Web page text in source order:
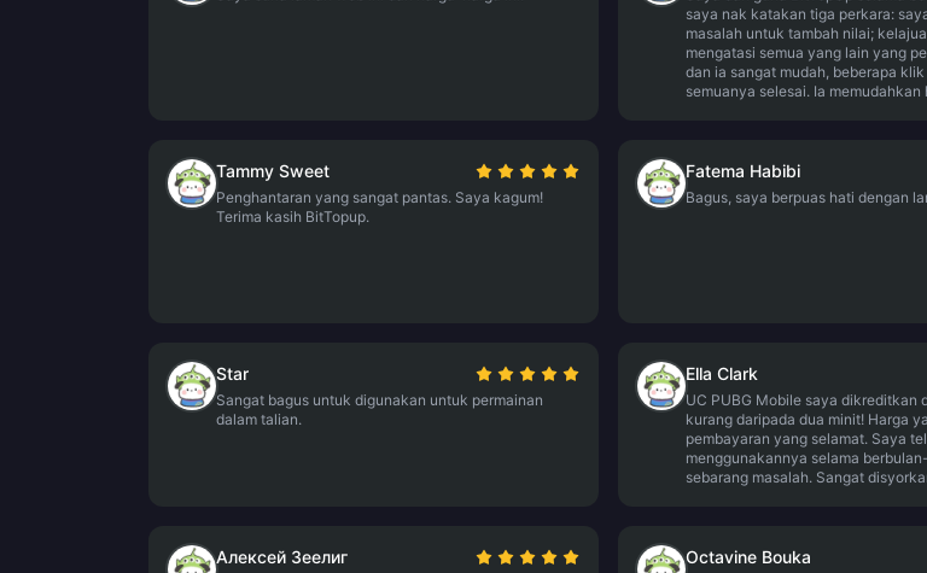
saya nak katakan tiga perkara:
masalah untuk tambah nilai;
mengatasi semua yang lain yang
dan ia sangat mudah, beberapa
semuanya selesai. Ia memudahkan
Tammy Sweet
Penghantaran yang sangat pantas. Saya kagum!
Terima kasih BitTopup.
Fatema Habibi
Bagus, saya berpuas hati dengan
Star
Sangat bagus untuk digunakan untuk permainan
dalam talian.
Ella Clark
UC PUBG Mobile saya dikreditkan
kurang daripada dua minit! Harga
pembayaran yang selamat. Saya
menggunakannya selama
sebarang masalah. Sangat
Алексей Зеелиг Octavine Bouka